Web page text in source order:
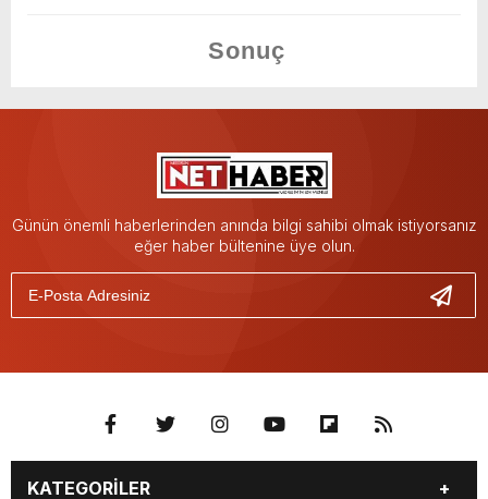
Günün önemli haberlerinden anında bilgi sahibi olmak istiyorsanız
eğer haber bültenine üye olun.
KATEGORİLER